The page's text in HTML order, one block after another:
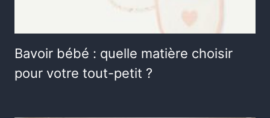
Bavoir bébé : quelle matière choisir
pour votre tout-petit ?